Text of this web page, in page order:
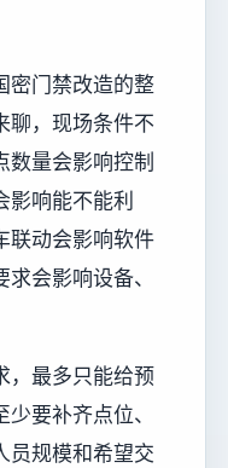
密门禁改造的整
聊，现场条件不
数量会影响控制
影响能不能利
联动会影响软件
会影响设备、
，最多只能给预
要补齐点位、
员规模和希望交